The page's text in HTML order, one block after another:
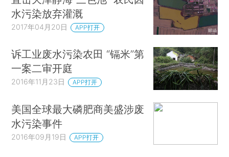
水污染放弃灌溉
2017年04月20日 APP打开
诉工业废水污染农田 “镉米”第
一案二审开庭
2016年11月23日 APP打开
美国全球最大磷肥商美盛涉废
水污染事件
2016年09月19日 APP打开